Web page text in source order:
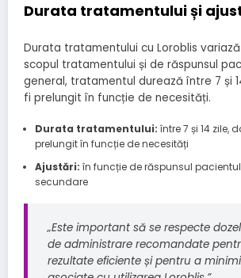
Durata tratamentului și
Durata tratamentului cu Loroblis
scopul tratamentului și de răspunsul
general, tratamentul durează între 7 și
fi prelungit în funcție de necesități.
Durata tratamentului: între 7 și 14 zile,
prelungit în funcție de necesități
Ajustări: în funcție de răspunsul
secundare
„Este important să se respecte
de administrare recomandate
rezultate eficiente și pentru a